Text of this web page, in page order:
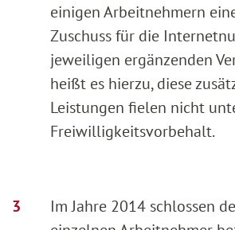
einigen Arbeitnehmern
Zuschuss für die
jeweiligen ergänzenden
heißt es hierzu, diese
Leistungen fielen nicht
Freiwilligkeitsvorbehalt.
Im Jahre 2014 schlossen